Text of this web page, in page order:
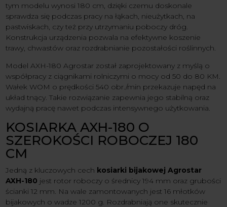
tym modelu wynosi 180 cm, dzięki czemu doskonale
sprawdza się podczas pracy na łąkach, nieużytkach, na
pastwiskach, czy też przy utrzymaniu poboczy dróg.
Konstrukcja urządzenia pozwala na efektywne koszenie
trawy, chwastów oraz rozdrabnianie pozostałości roślinnych.
Model AXH-180 Agrostar został zaprojektowany z myślą o
współpracy z ciągnikami rolniczymi o mocy od 50 do 80 KM.
Wałek WOM o prędkości 540 obr./min przekazuje napęd na
układ tnący. Takie rozwiązanie zapewnia jego stabilną oraz
wydajną pracę nawet podczas intensywnego użytkowania.
KOSIARKA AXH-180 O
SZEROKOŚCI ROBOCZEJ 180
CM
Jedną z kluczowych cech kosiarki bijakowej Agrostar
AXH-180 jest rotor roboczy o średnicy 194 mm oraz grubości
ścianki 12 mm. Na wale zamontowanych jest 16 młotków
bijakowych o wadze 1200 g. Rozdrabniają one skutecznie